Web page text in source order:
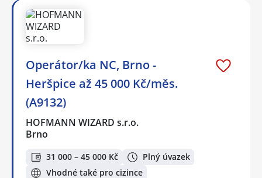
Operátor/ka NC, Brno -
Heršpice až 45 000 Kč/měs.
(A9132)
HOFMANN WIZARD s.r.o.
Brno
31 000 – 45 000 Kč
Plný úvazek
Vhodné také pro cizince